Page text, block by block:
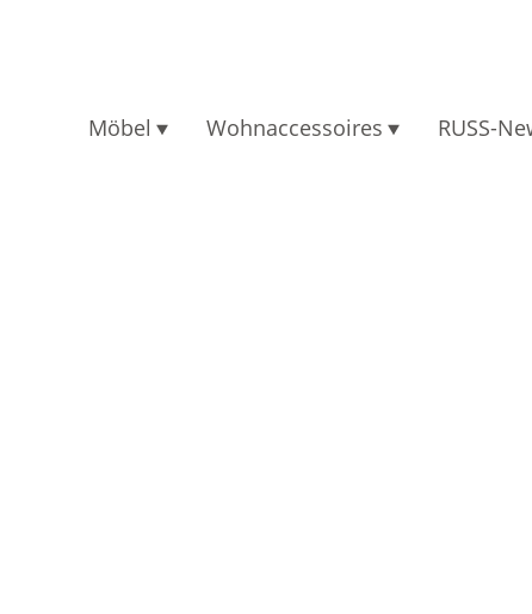
Möbel Wohnaccessoires RUSS-